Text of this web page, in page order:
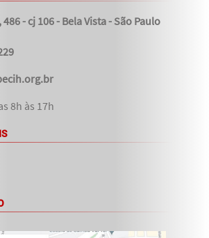
- cj 106 - Bela Vista - São Paulo
8h às 17h